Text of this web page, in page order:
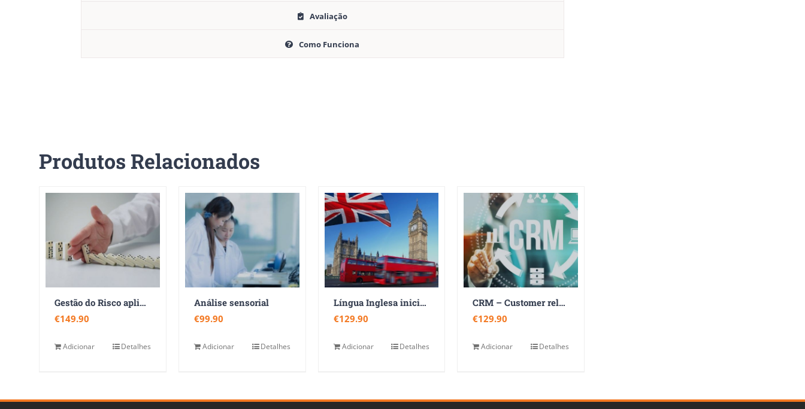
Avaliação
Como Funciona
Produtos Relacionados
Gestão do Risco aplicada à ISO 9001:2015
€149.90
Adicionar Detalhes
Análise sensorial
€99.90
Adicionar Detalhes
Língua Inglesa iniciação – nível básico (nível A1 do QECR)
€129.90
Adicionar Detalhes
CRM – Customer relationship management
€129.90
Adicionar Detalhes